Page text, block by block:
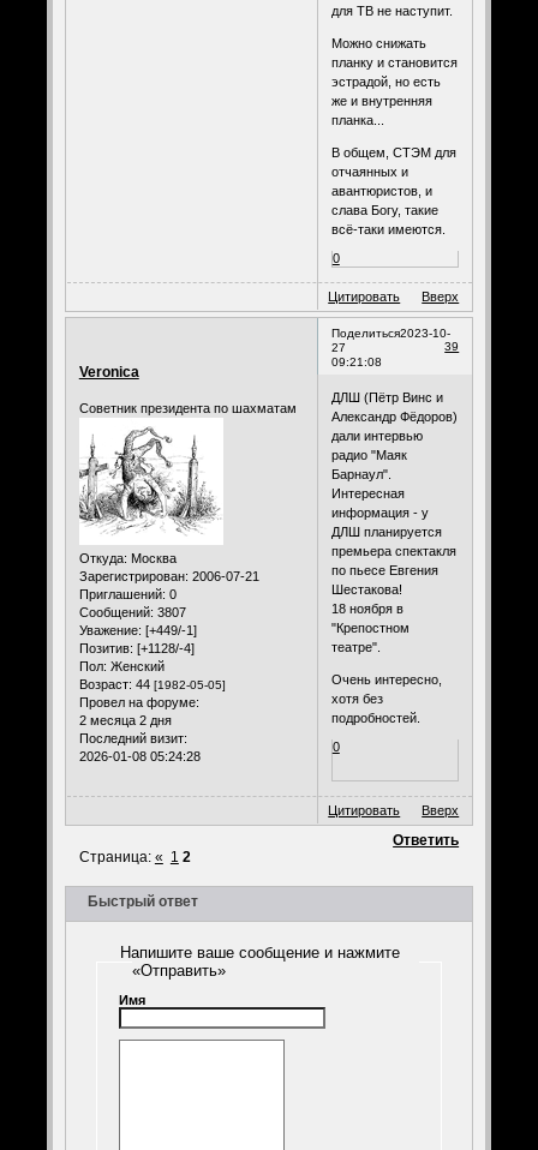
для ТВ не наступит.
Можно снижать
планку и становится
эстрадой, но есть
же и внутренняя
планка...
В общем, СТЭМ для
отчаянных и
авантюристов, и
слава Богу, такие
всё-таки имеются.
0
Цитировать Вверх
Поделиться
39
2023-10-
27
09:21:08
Veronica
Советник президента по шахматам
Откуда: Москва
Зарегистрирован: 2006-07-21
Приглашений: 0
Сообщений: 3807
Уважение: [+449/-1]
Позитив: [+1128/-4]
Пол: Женский
Возраст: 44 [1982-05-05]
Провел на форуме:
2 месяца 2 дня
Последний визит:
2026-01-08 05:24:28
ДЛШ (Пётр Винс и
Александр Фёдоров)
дали интервью
радио "Маяк
Барнаул".
Интересная
информация - у
ДЛШ планируется
премьера спектакля
по пьесе Евгения
Шестакова!
18 ноября в
"Крепостном
театре".
Очень интересно,
хотя без
подробностей.
0
Цитировать Вверх
Ответить
Страница: « 1 2
Быстрый ответ
Напишите ваше сообщение и нажмите
«Отправить»
Имя